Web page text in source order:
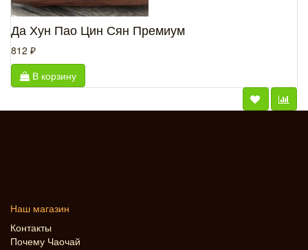
Да Хун Пао Цин Сян Премиум
812 ₽
В корзину
Наш магазин
Контакты
Почему Чаочай